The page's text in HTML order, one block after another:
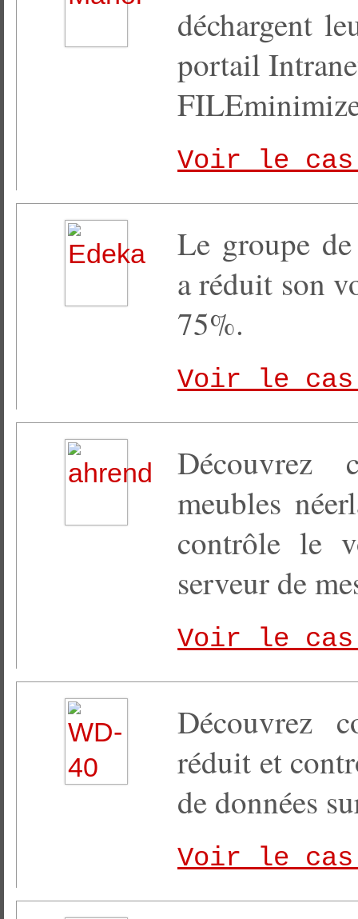
déchargent
portail
Voir le cas
Le groupe
a réduit son
75%.
Voir le cas
Découvrez
meubles
contrôle le
serveur de
Voir le cas
Découvrez
réduit et
de données
Voir le cas